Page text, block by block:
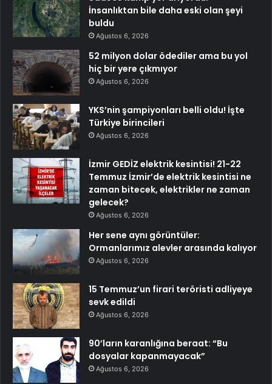
İnsanlıktan bile daha eski olan şeyi
buldu
Ağustos 6, 2026
52 milyon dolar ödediler ama bu yol
hiç bir yere çıkmıyor
Ağustos 6, 2026
YKS’nin şampiyonları belli oldu! İşte
Türkiye birincileri
Ağustos 6, 2026
İzmir GEDİZ elektrik kesintisi! 21-22
Temmuz İzmir’de elektrik kesintisi ne
zaman bitecek, elektrikler ne zaman
gelecek?
Ağustos 6, 2026
Her sene aynı görüntüler:
Ormanlarımız alevler arasında kalıyor
Ağustos 6, 2026
15 Temmuz’un firari teröristi adliyeye
sevk edildi
Ağustos 6, 2026
90’ların karanlığına beraat: “Bu
dosyalar kapanmayacak”
Ağustos 6, 2026